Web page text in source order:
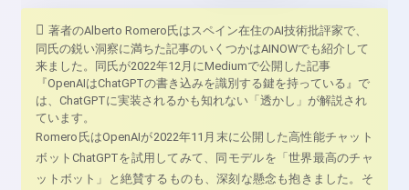
著者のAlberto Romero氏はスペイン在住のAI技術批評家で、
同氏の鋭い洞察に満ちた記事のいくつかはAINOWでも紹介して
来ました。同氏が2022年12月にMediumで公開した記事
『OpenAIはChatGPTの書き込みを識別する鍵を持っている』で
は、ChatGPTに実装されるかも知れない「透かし」が解説され
ています。
Romero氏はOpenAIが2022年11月末に公開した高性能チャット
ボットChatGPTを試用してみて、同モデルを「世界最高のチャ
ットボット」と絶賛するものも、深刻な懸念も抱きました。そ